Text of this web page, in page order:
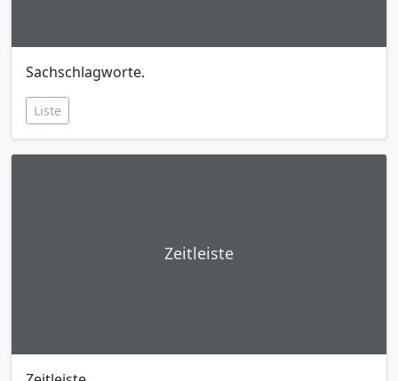
Sachschlagworte.
Liste
Zeitleiste